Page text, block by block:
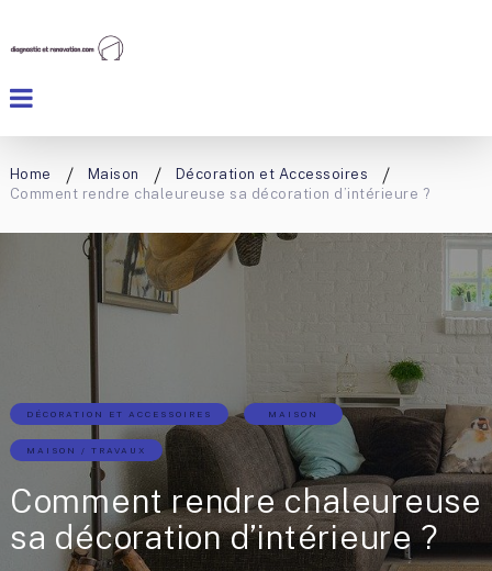
Home Maison
Décoration et Accessoires
Comment rendre chaleureuse sa décoration d’intérieure ?
DÉCORATION ET ACCESSOIRES MAISON
MAISON / TRAVAUX
Comment rendre chaleureuse
sa décoration d’intérieure ?